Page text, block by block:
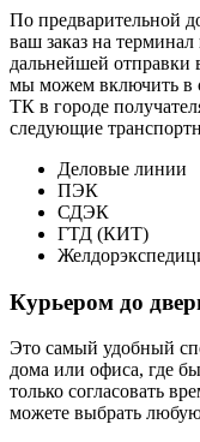
По предварительной
ваш заказ на
дальнейшей отправки
мы можем включить в
ТК в городе
следующие
Деловые линии
ПЭК
СДЭК
ГТД (КИТ)
Курьером до
Это самый удобный
дома или офиса, где
только согласовать
можете выбрать